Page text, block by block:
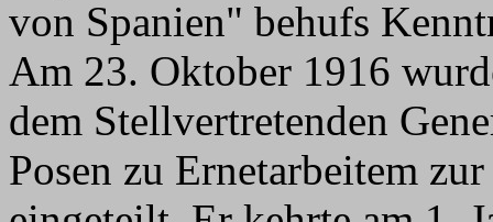
von Spanien" behufs
Am 23. Oktober 1916
dem Stellvertretenden
Posen zu Ernetarbeitem